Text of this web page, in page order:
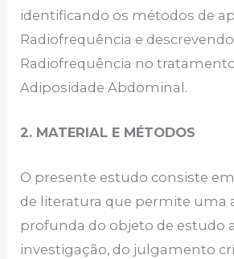
identificando os métodos de
Radiofrequência e
Radiofrequência no
Adiposidade Abdominal.
2. MATERIAL E MÉTODOS
O presente estudo consiste
de literatura que permite uma
profunda do objeto de estudo
investigação, do julgamento